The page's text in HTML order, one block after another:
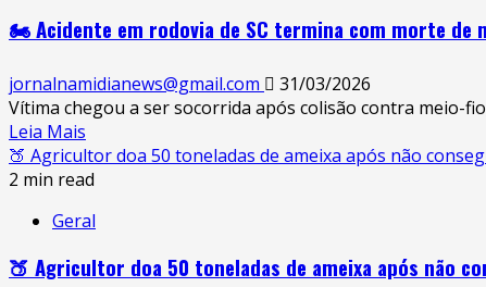
🏍️ Acidente em rodovia de SC termina com morte de
jornalnamidianews@gmail.com
31/03/2026
Vítima chegou a ser socorrida após colisão contra meio-
Leia Mais
🍑 Agricultor doa 50 toneladas de ameixa após não
2 min read
Geral
🍑 Agricultor doa 50 toneladas de ameixa após não